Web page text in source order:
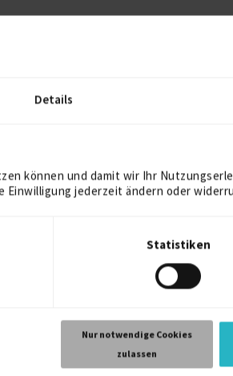
Details
können und damit wir Ihr
Einwilligung jederzeit ändern oder
Statistiken
Nur notwendige Cookies
zulassen
Senior SAP Business …